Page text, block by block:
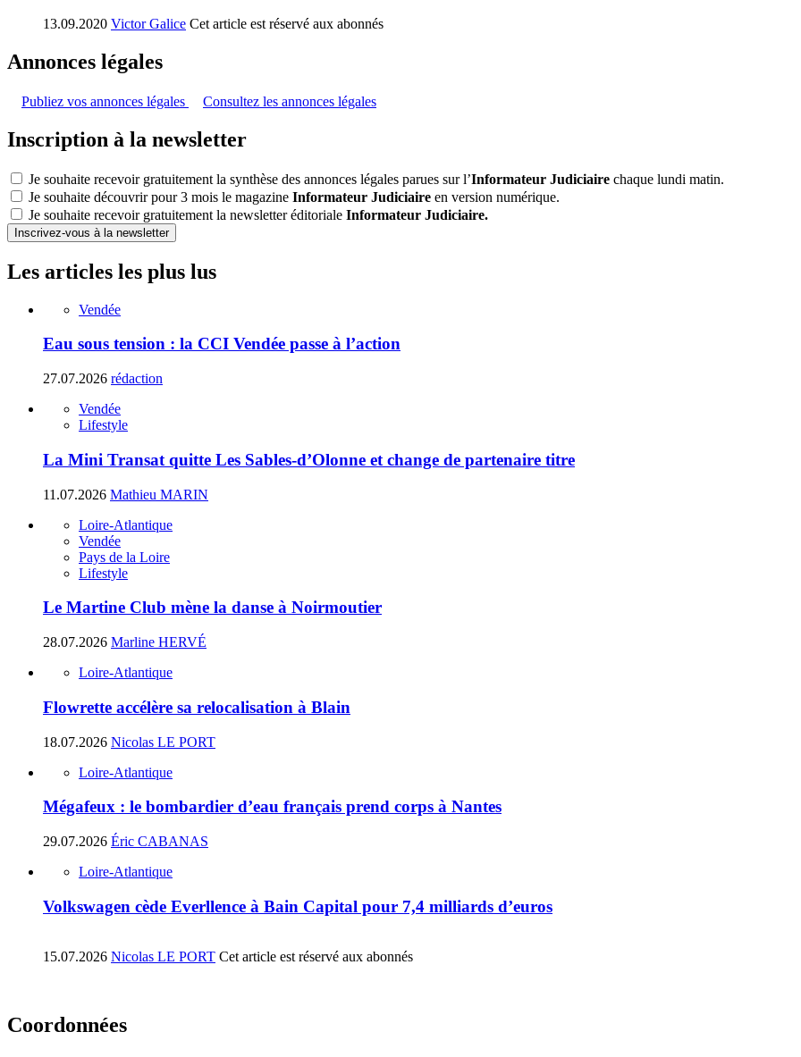
13.09.2020 Victor Galice Cet article est réservé aux abonnés
Annonces légales
Publiez vos annonces légales Consultez les annonces légales
Inscription à la newsletter
Je souhaite recevoir gratuitement la synthèse des annonces légales parues sur l’Informateur Judiciaire chaque lundi matin.
Je souhaite découvrir pour 3 mois le magazine Informateur Judiciaire en version numérique.
Je souhaite recevoir gratuitement la newsletter éditoriale Informateur Judiciaire.
Inscrivez-vous à la newsletter
Les articles les plus lus
Vendée
Eau sous tension : la CCI Vendée passe à l’action
27.07.2026 rédaction
Vendée
Lifestyle
La Mini Transat quitte Les Sables-d’Olonne et change de partenaire titre
11.07.2026 Mathieu MARIN
Loire-Atlantique
Vendée
Pays de la Loire
Lifestyle
Le Martine Club mène la danse à Noirmoutier
28.07.2026 Marline HERVÉ
Loire-Atlantique
Flowrette accélère sa relocalisation à Blain
18.07.2026 Nicolas LE PORT
Loire-Atlantique
Mégafeux : le bombardier d’eau français prend corps à Nantes
29.07.2026 Éric CABANAS
Loire-Atlantique
Volkswagen cède Everllence à Bain Capital pour 7,4 milliards d’euros
15.07.2026 Nicolas LE PORT Cet article est réservé aux abonnés
Coordonnées